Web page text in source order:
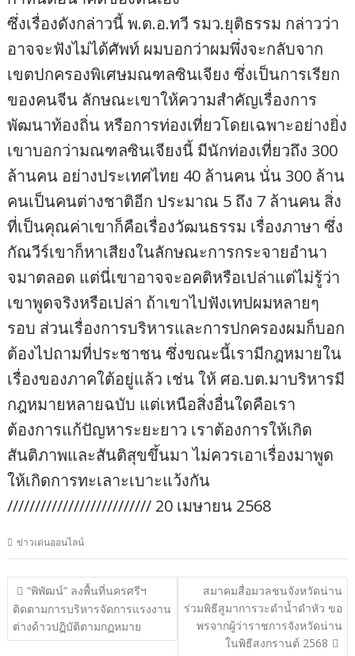
ซึ่งเรื่องดังกล่าวนี้ พ.ต.อ.ทวี รมว.ยุติธรรม กล่าวว่า
อาจจะฟังไม่ได้ศัพท์ ผมบอกว่าผมพึ่งจะกลับจาก
เขตปกครองพิเศษมณฑลซินเจียง ซึ่งเป็นการเรียก
ของคนจีน ลักษณะเขาให้ความสำคัญเรื่องการ
พัฒนาท้องถิ่น หรือการท่องเที่ยวโดยเฉพาะอย่างยิ่ง
เขาบอกว่ามณฑลซินเจียงนี้ มีนักท่องเที่ยวถึง 300
ล้านคน อย่างประเทศไทย 40 ล้านคน นั่น 300 ล้าน
คนเป็นคนต่างชาติอีก ประมาณ 5 ถึง 7 ล้านคน สิ่ง
ที่เป็นคุณค่าเขาก็คือเรื่องวัฒนธรรม เรื่องภาษา ซึ่ง
กัณวีร์เขาก็หาเสียงในลักษณะการกระจายอำนา
จมาตลอด แต่นี่เขาอาจจะอคติหรือเปล่าแต่ไม่รู้ว่า
เขาพูดจริงหรือเปล่า ถ้าเขาไปฟังเทปผมหลายๆ
รอบ ส่วนเรื่องการบริหารและการปกครองผมก็บอก
ต้องไปถามที่ประชาชน ซึ่งขณะนี้เรามีกฎหมายใน
เรื่องของภาคใต้อยู่แล้ว เช่น ให้ ศอ.บต.มาบริหารมี
กฎหมายหลายฉบับ แต่เหนือสิ่งอื่นใดคือเรา
ต้องการแก้ปัญหาระยะยาว เราต้องการให้เกิด
สันติภาพและสันติสุขขึ้นมา ไม่ควรเอาเรื่องมาพูด
ให้เกิดการทะเลาะเบาะแว้งกัน
////////////////////////// 20 เมษายน 2568
ข่าวเด่นออนไลน์
แนะแนว
เรื่อง
“พิพัฒน์” ลงพื้นที่นครศรีฯ
ติดตามการบริหารจัดการแรงงาน
ต่างด้าวปฏิบัติตามกฏหมาย
สมาคมสื่อมวลชนจังหวัดน่าน
ร่วมพิธีสูมาการวะดำน้ำดำหัว ขอ
พรจากผู้ว่าราชการจังหวัดน่าน
ในพิธีสงกรานต์ 2568